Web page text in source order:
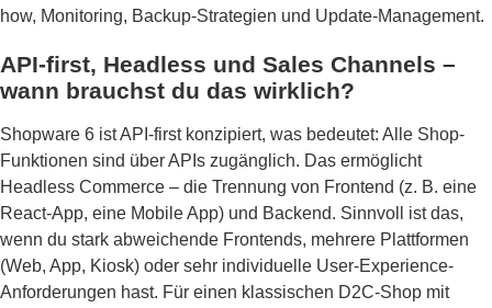
how, Monitoring, Backup-Strategien und Update-Management.
API-first, Headless und Sales Channels –
wann brauchst du das wirklich?
Shopware 6 ist API-first konzipiert, was bedeutet: Alle Shop-
Funktionen sind über APIs zugänglich. Das ermöglicht
Headless Commerce – die Trennung von Frontend (z. B. eine
React-App, eine Mobile App) und Backend. Sinnvoll ist das,
wenn du stark abweichende Frontends, mehrere Plattformen
(Web, App, Kiosk) oder sehr individuelle User-Experience-
Anforderungen hast. Für einen klassischen D2C-Shop mit